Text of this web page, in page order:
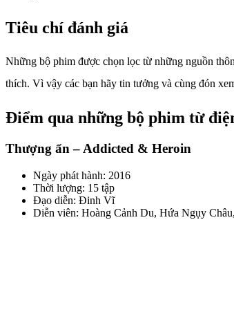
Tiêu chí đánh giá
Những bộ phim được chọn lọc từ những nguồn
thích. Vì vậy các bạn hãy tin tưởng và cùng đón
Điểm qua những bộ phim từ
Thượng ẩn – Addicted & Heroin
Ngày phát hành: 2016
Thời lượng: 15 tập
Đạo diễn: Đinh Vĩ
Diễn viên: Hoàng Cảnh Du, Hứa Ngụy